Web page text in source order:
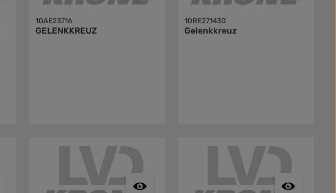
10AE23716
GELENKKREUZ
10RE271430
Gelenkkreuz